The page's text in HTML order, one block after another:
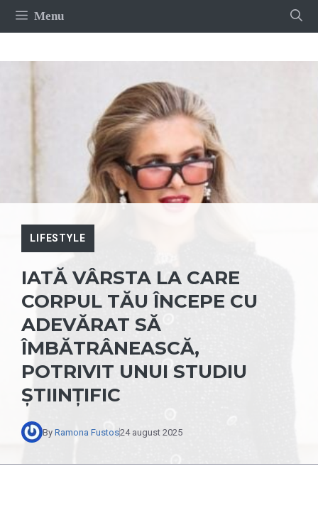
Sari
Menu
LIFESTYLE
IATĂ VÂRSTA LA CARE
CORPUL TĂU ÎNCEPE CU
ADEVĂRAT SĂ
ÎMBĂTRÂNEASCĂ,
POTRIVIT UNUI STUDIU
ȘTIINȚIFIC
By Ramona Fustos24 august 2025